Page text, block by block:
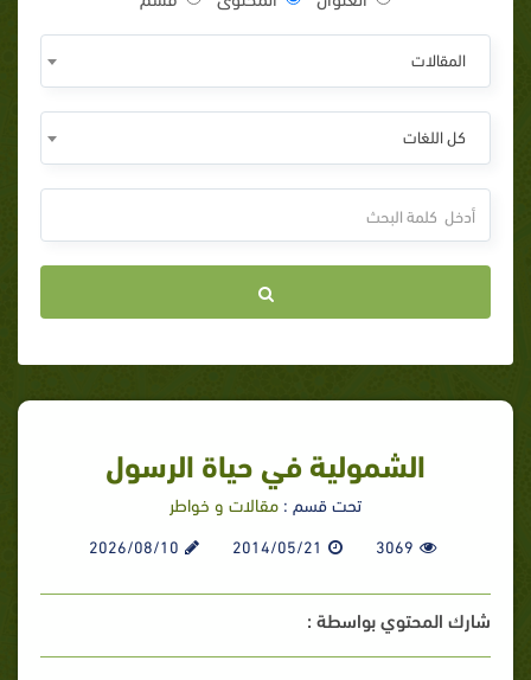
المقالات
كل اللغات
الشمولية في حياة الرسول
تحت قسم : مقالات و خواطر
3069
2014/05/21
2026/08/10
شارك المحتوي بواسطة :